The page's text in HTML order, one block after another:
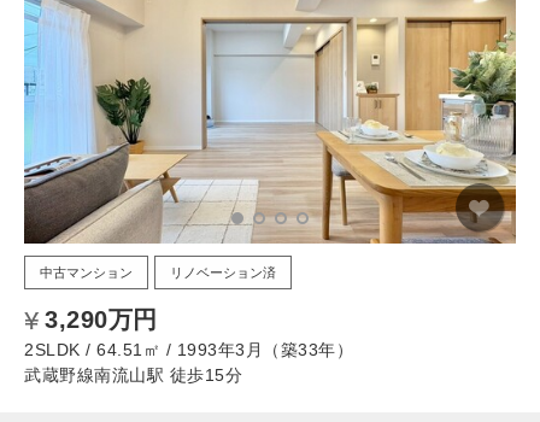
中古マンション リノベーション済
3,290万円
2SLDK / 64.51㎡ / 1993年3月（築33年）
武蔵野線南流山駅 徒歩15分